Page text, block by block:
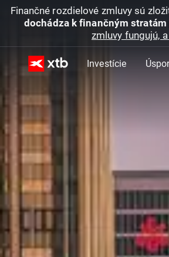
Finančné rozdielové zmluvy sú
dochádza k finančným
zmluvy fungujú,
Investície